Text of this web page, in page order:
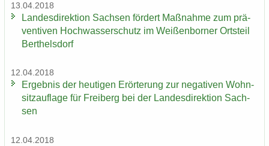
13.04.2018
Lan­des­di­rek­ti­on Sach­sen för­dert Maß­nah­me zum prä­
ven­ti­ven Hoch­was­ser­schutz im Wei­ßen­bor­ner Orts­teil
Bert­hels­dorf
12.04.2018
Er­geb­nis der heu­ti­gen Er­ör­te­rung zur ne­ga­ti­ven Wohn­
sitz­auf­la­ge für Frei­berg bei der Lan­des­di­rek­ti­on Sach­
sen
12.04.2018